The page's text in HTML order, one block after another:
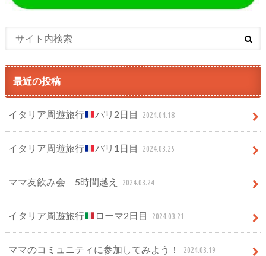
最近の投稿
イタリア周遊旅行 パリ2日目 2024.04.18
イタリア周遊旅行 パリ1日目 2024.03.25
ママ友飲み会 5時間越え 2024.03.24
イタリア周遊旅行 ローマ2日目 2024.03.21
ママのコミュニティに参加してみよう！ 2024.03.19